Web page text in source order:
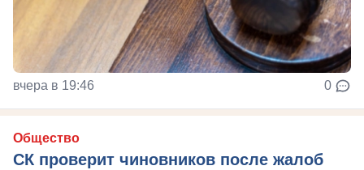
вчера в 19:46 0
Общество
СК проверит чиновников после жалоб